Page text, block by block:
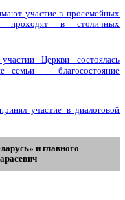
участие в просемейных
проходят в столичных
Церкви состоялась
семьи — благосостояние
участие в диалоговой
и главного